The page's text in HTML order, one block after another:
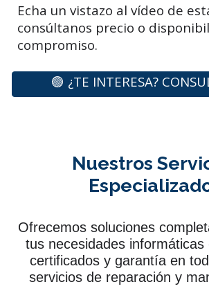
Echa un vistazo al vídeo de
consúltanos precio o
compromiso.
🟢 ¿TE INTERESA?
Nuestros
Ofrecemos soluciones
tus necesidades informáticas
certificados y garantía en
servicios de reparación y